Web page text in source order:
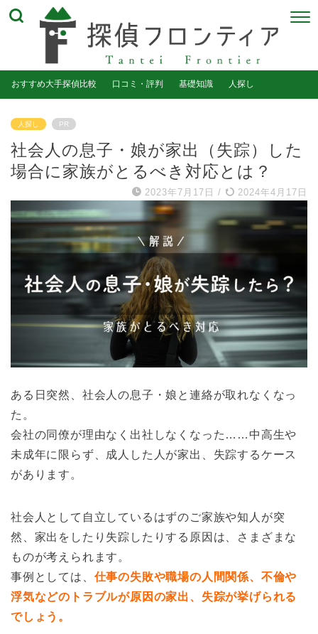
おすすめ大手探偵比較 口コミ・評判 基礎知識 人探し
人探し PR
社会人の息子・娘が家出（失踪）した
場合に家族がとるべき対応とは？
2023年7月17日 / 2024年4月17日
ある日突然、社会人の息子・娘と連絡が取れなくなっ
た。
会社の同僚が理由なく出社しなくなった……中高生や
未成年に限らず、成人した人が家出、失踪するケース
があります。
社会人として自立しているはずのご家族や知人が突
然、家出をしたり失踪したりする原因は、さまざまな
ものが考えられます。
事例としては、 仕事の失敗や職場の人間関係、不倫や
浮気などのトラブルが原因の家出、失踪が挙げられる
でしょう。